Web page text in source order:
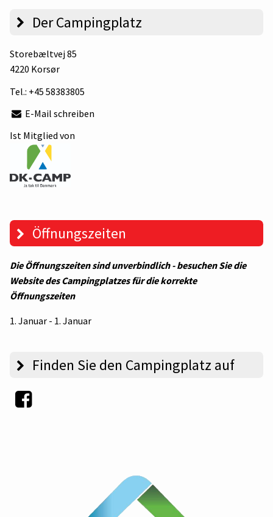
Der Campingplatz
Storebæltvej 85
4220 Korsør
Tel.: +45 58383805
E-Mail schreiben
Ist Mitglied von
Öffnungszeiten
Die Öffnungszeiten sind unverbindlich - besuchen Sie die
Website des Campingplatzes für die korrekte
Öffnungszeiten
1. Januar - 1. Januar
Finden Sie den Campingplatz auf